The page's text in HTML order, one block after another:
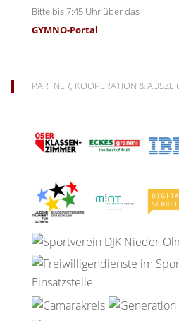
Bitte bis 7:45 Uhr über das
GYMNO-Portal
PARTNER, KOOPERATION &